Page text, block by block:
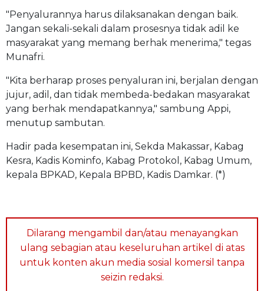
"Penyalurannya harus dilaksanakan dengan baik.
Jangan sekali-sekali dalam prosesnya tidak adil ke
masyarakat yang memang berhak menerima," tegas
Munafri.
"Kita berharap proses penyaluran ini, berjalan dengan
jujur, adil, dan tidak membeda-bedakan masyarakat
yang berhak mendapatkannya," sambung Appi,
menutup sambutan.
Hadir pada kesempatan ini, Sekda Makassar, Kabag
Kesra, Kadis Kominfo, Kabag Protokol, Kabag Umum,
kepala BPKAD, Kepala BPBD, Kadis Damkar. (*)
Dilarang mengambil dan/atau menayangkan
ulang sebagian atau keseluruhan artikel di atas
untuk konten akun media sosial komersil tanpa
seizin redaksi.